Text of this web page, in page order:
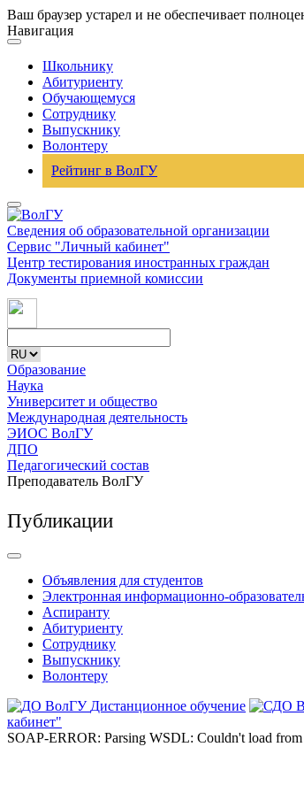
Ваш браузер устарел и не обеспечивает
Навигация
Школьнику
Абитуриенту
Обучающемуся
Сотруднику
Выпускнику
Волонтеру
Рейтинг в ВолГУ
Сведения об образовательной организации
Сервис "Личный кабинет"
Центр тестирования иностранных граждан
Документы приемной комиссии
Образование
Наука
Университет и общество
Международная деятельность
ЭИОС ВолГУ
ДПО
Педагогический состав
Преподаватель ВолГУ
Публикации
Объявления для студентов
Электронная информационно-
Аспиранту
Абитуриенту
Сотруднику
Выпускнику
Волонтеру
Дистанционное обучение
кабинет"
SOAP-ERROR: Parsing WSDL: Couldn't load